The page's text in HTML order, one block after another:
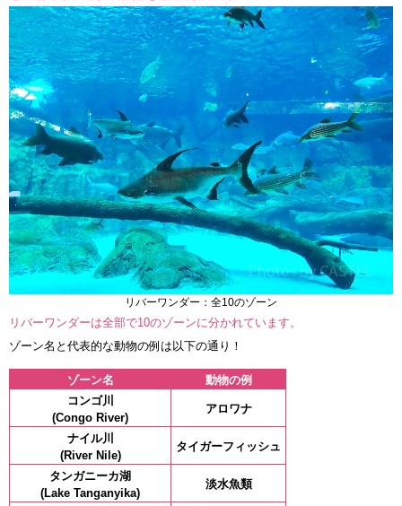
リバーワンダー：全10のゾーン
リバーワンダーは全部で10のゾーンに分かれています。
ゾーン名と代表的な動物の例は以下の通り！
ゾーン名
動物の例
コンゴ川
(Congo River)
アロワナ
ナイル川
(River Nile)
タイガーフィッシュ
タンガニーカ湖
(Lake Tanganyika)
淡水魚類